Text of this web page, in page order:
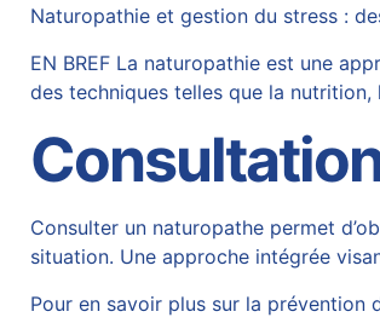
Naturopathie et gestion du stress :
EN BREF La naturopathie est une
des techniques telles que la
Consulter un naturopathe permet
situation. Une approche intégrée
Pour en savoir plus sur la